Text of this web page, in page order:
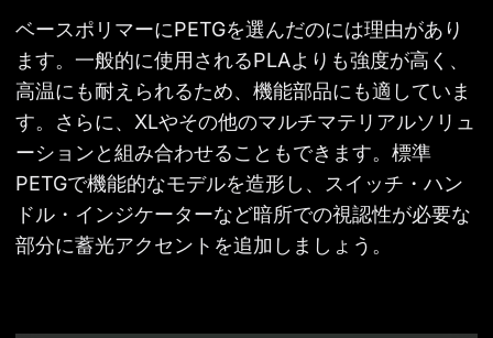
ベースポリマーにPETGを選んだのには理由があり
ます。一般的に使用されるPLAよりも強度が高く、
高温にも耐えられるため、機能部品にも適していま
す。さらに、XLやその他のマルチマテリアルソリュ
ーションと組み合わせることもできます。標準
PETGで機能的なモデルを造形し、スイッチ・ハン
ドル・インジケーターなど暗所での視認性が必要な
部分に蓄光アクセントを追加しましょう。